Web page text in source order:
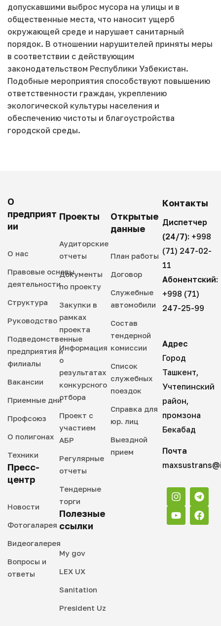
допускавшими выброс мусора на улицы и в
общественные места, что наносит ущерб
окружающей среде и нарушает санитарный
порядок. В отношении нарушителей приняты меры
в соответствии с действующим
законодательством Республики Узбекистан.
Подобные мероприятия способствуют повышению
ответственности граждан, укреплению
экологической культуры населения и
обеспечению чистоты и благоустройства
городской среды.
О
предприят
ии
О нас
Правовые основы
деятельности
Структура
Руководство
Подведомственные
предприятия и
филиалы
Вакансии
Приемные дни
Профсоюз
О полигонах
Техники
Пресс-
центр
Новости
Фотогаларея
Видеогалерея
Вопросы и
ответы
Проекты
Аудиторские
отчеты
Документы
по проекту
Закупки в
рамках
проекта
Информация
о
результатах
конкурсного
отбора
Проект с
участием
АБР
Регулярные
отчеты
Тендерные
торги
Полезные
ссылки
My gov
LEX UX
Sanitation
President Uz
Открытые
данные
План работы
Договор
Служебные
автомобили
Состав
тендерной
комиссии
Список
служебных
поездок
Справка для
юр. лиц
Выездной
прием
Контакты
Диспетчер
(24/7): +998
(71) 247-02-
11
Абонентский:
+998 (71)
247-25-99
Адрес
Город
Ташкент,
Учтепинский
район,
промзона
Бекабад
Почта